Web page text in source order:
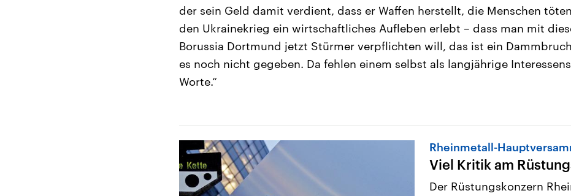
der sein Geld damit verdient, dass er Waffen herstellt, die Menschen
den Ukrainekrieg ein wirtschaftliches Aufleben erlebt – dass man mit
Borussia Dortmund jetzt Stürmer verpflichten will, das ist ein
es noch nicht gegeben. Da fehlen einem selbst als langjährige
Worte.“
Rheinmetall-
Viel Kritik am
Der Rüstungskonzern